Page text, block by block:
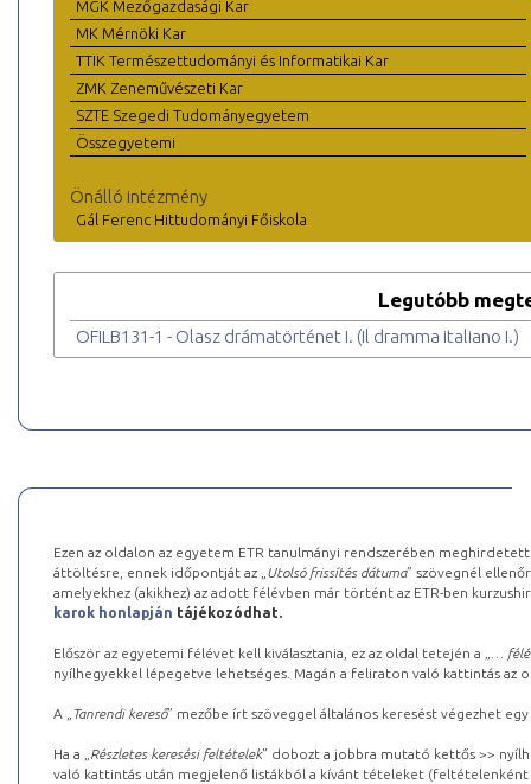
MGK Mezőgazdasági Kar
MK Mérnöki Kar
TTIK Természettudományi és Informatikai Kar
ZMK Zeneművészeti Kar
SZTE Szegedi Tudományegyetem
Összegyetemi
Önálló intézmény
Gál Ferenc Hittudományi Főiskola
Legutóbb
OFILB131-1 - Olasz drámatörténet I. (Il dramma italiano I.)
Ezen az oldalon az egyetem ETR tanulmányi rendszerében
áttöltésre, ennek időpontját az „ Utolsó frissítés dátuma” szövegnél
amelyekhez (akikhez) az adott félévben már történt az ETR-ben
karok honlapján tájékozódhat.
Először az egyetemi félévet kell kiválasztania, ez az oldal tetején a „
…
nyílhegyekkel lépegetve lehetséges. Magán a feliraton való kattintás az
A „ Tanrendi kereső” mezőbe írt szöveggel általános keresést végezhet
Ha a „ Részletes keresési feltételek” dobozt a jobbra mutató kettős >>
való kattintás után megjelenő listákból a kívánt tételeket (feltételenként